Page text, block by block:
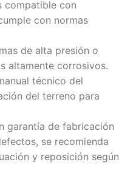
compatible con
con normas
de alta presión o
altamente corrosivos.
técnico del
del terreno para
garantía de fabricación
se recomienda
y reposición según